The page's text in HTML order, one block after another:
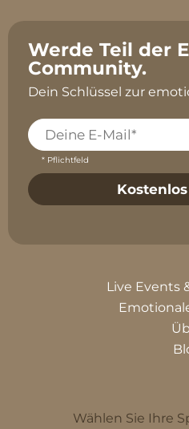
Werde Teil der
Community.
Dein Schlüssel zur
* Pflichtfeld
Live Events
Wählen Sie Ihre